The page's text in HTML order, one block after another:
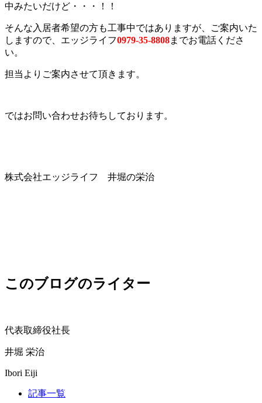
中みたいだけど・・・！！
そんな入居者希望の方も工事中ではありますが、ご案内いた
しますので、エッジライフ0979-35-8808までお電話くださ
い。
担当よりご案内させて頂きます。
ではお問い合わせお待ちしております。
株式会社エッジライフ 井堀の栄治
このブログのライター
代表取締役社長
井堀 栄治
Ibori Eiji
記事一覧